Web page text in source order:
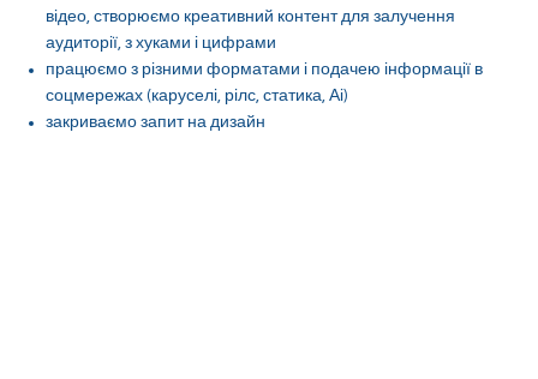
відео, створюємо креативний контент для залучення
аудиторії, з хуками і цифрами
працюємо з різними форматами і подачею інформації в
соцмережах (каруселі, рілс, статика, Аі)
закриваємо запит на дизайн